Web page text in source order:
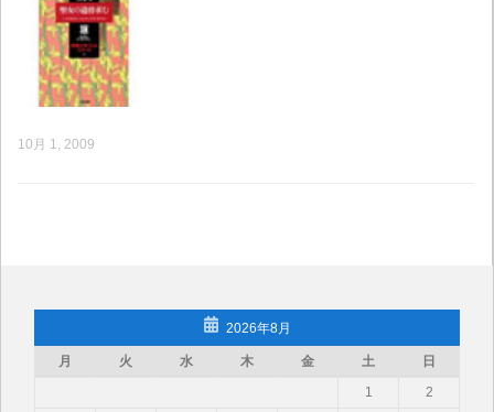
10月 1, 2009
2026年8月
月 火 水 木 金 土
日
1
2